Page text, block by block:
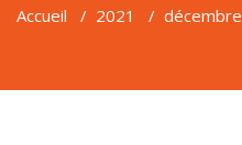
Accueil / 2021 / décembre